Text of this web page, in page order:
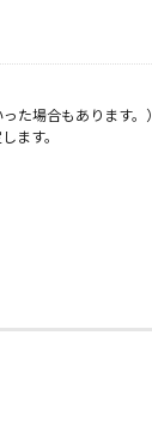
た場合もあります。）
ます。